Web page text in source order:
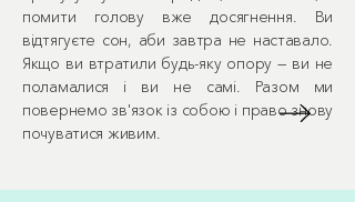
помити голову вже досягнення. Ви
відтягуєте сон, аби завтра не наставало.
Якщо ви втратили будь-яку опору — ви не
поламалися і ви не самі. Разом ми
повернемо зв'язок із собою і право знову
почуватися живим.